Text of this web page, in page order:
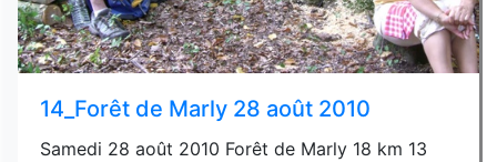
14_Forêt de Marly 28 août 2010
Samedi 28 août 2010 Forêt de Marly 18 km 13